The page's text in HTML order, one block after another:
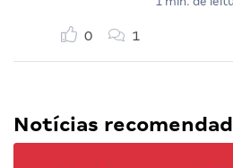
0 1
Notícias